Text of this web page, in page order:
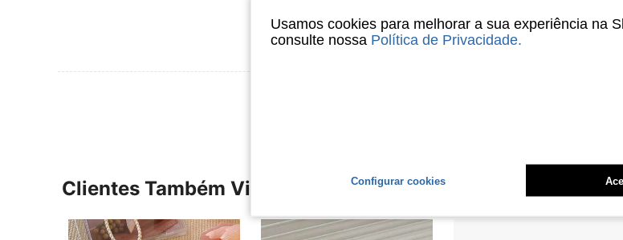
Clientes Também Visitaram
Usamos cookies para melhorar a sua experiência na
consulte nossa Política de Privacidade.
Configurar cookies